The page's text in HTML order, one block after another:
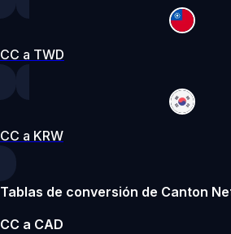
CC a TWD
CC a KRW
Tablas de conversión de Canton
CC a CAD